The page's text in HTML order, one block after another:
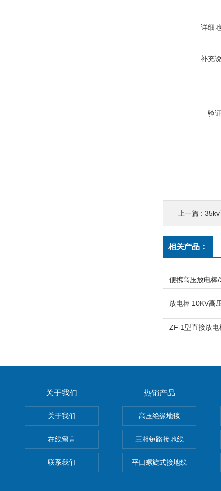
详细
补充
验
上一篇 : 35kv
相关产品：
关于我们
关于我们
在线留言
联系我们
热销产品
高压绝缘地毯
三相短路接地线
平口螺旋式接地线